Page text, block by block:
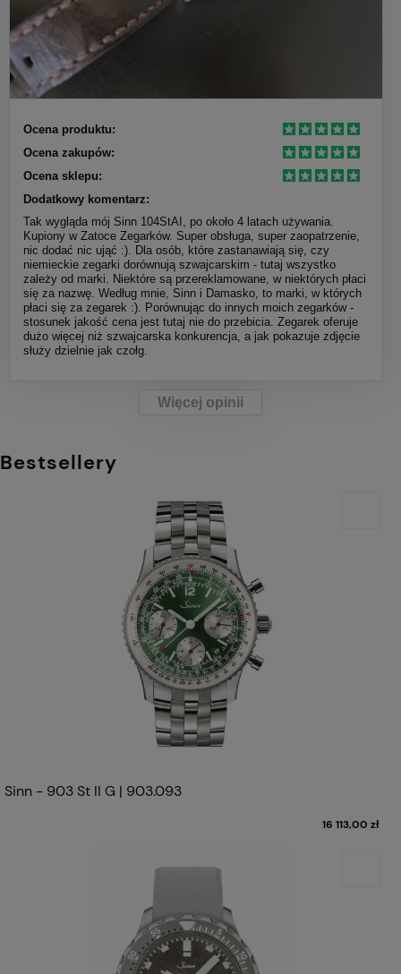
Ocena produktu:
Ocena zakupów:
Ocena sklepu:
Dodatkowy komentarz:
Tak wygląda mój Sinn 104StAI, po około 4 latach używania.
Kupiony w Zatoce Zegarków. Super obsługa, super zaopatrzenie,
nic dodać nic ująć :). Dla osób, które zastanawiają się, czy
niemieckie zegarki dorównują szwajcarskim - tutaj wszystko
zależy od marki. Niektóre są przereklamowane, w niektórych płaci
się za nazwę. Według mnie, Sinn i Damasko, to marki, w których
płaci się za zegarek :). Porównując do innych moich zegarków -
stosunek jakość cena jest tutaj nie do przebicia. Zegarek oferuje
dużo więcej niż szwajcarska konkurencja, a jak pokazuje zdjęcie
służy dzielnie jak czołg.
Więcej opinii
Bestsellery
Sinn - 903 St II G | 903.093
16 113,00 zł